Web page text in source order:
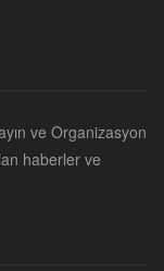
ve Organizasyon
haberler ve